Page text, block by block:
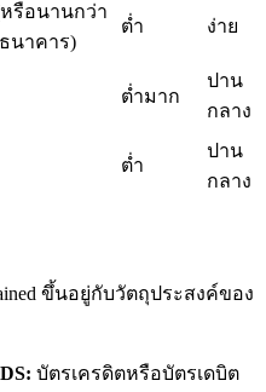
กำไรและค่าคอมมิชชั่นการคัด
รือนานกว่า
นาคาร)
ต่ำ ง่าย
ต่ำมาก
ปาน
กลาง
ต่ำ
ปาน
กลาง
ขึ้นอยู่กับวัตถุประสงค์ของ
บัตรเครดิตหรือบัตรเดบิต